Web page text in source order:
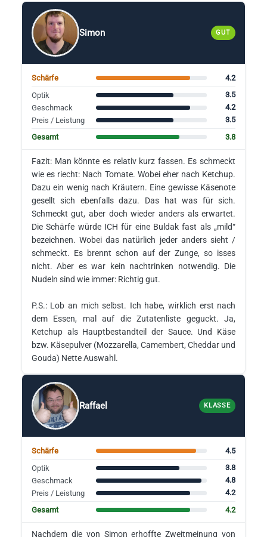
Simon GUT
Schärfe
4.2
Optik
3.5
Geschmack
4.2
Preis / Leistung
3.5
Gesamt
3.8
Fazit: Man könnte es relativ kurz fassen. Es schmeckt
wie es riecht: Nach Tomate. Wobei eher nach Ketchup.
Dazu ein wenig nach Kräutern. Eine gewisse Käsenote
gesellt sich ebenfalls dazu. Das hat was für sich.
Schmeckt gut, aber doch wieder anders als erwartet.
Die Schärfe würde ICH für eine Buldak fast als „mild“
bezeichnen. Wobei das natürlich jeder anders sieht /
schmeckt. Es brennt schon auf der Zunge, so isses
nicht. Aber es war kein nachtrinken notwendig. Die
Nudeln sind wie immer: Richtig gut.
P.S.: Lob an mich selbst. Ich habe, wirklich erst nach
dem Essen, mal auf die Zutatenliste geguckt. Ja,
Ketchup als Hauptbestandteil der Sauce. Und Käse
bzw. Käsepulver (Mozzarella, Camembert, Cheddar und
Gouda) Nette Auswahl.
Raffael KLASSE
Schärfe
4.5
Optik
3.8
Geschmack
4.8
Preis / Leistung
4.2
Gesamt
4.2
Nachdem die von Simon erhoffte Zweitmeinung von